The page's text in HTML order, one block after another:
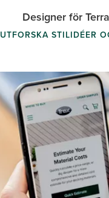
Designer för
UTFORSKA STILIDÉER